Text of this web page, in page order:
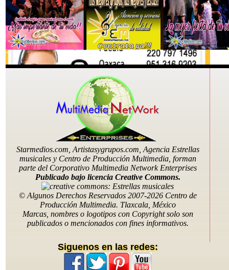
Telefonos: (556)7565537, (222)8424706, (246)1681333,
(551)0153936, (951)633 5190
Email: contratagrupos@hotmail.com
Starmedios.com, Artistasygrupos.com, Agencia Estrellas
musicales y Centro de Producción Multimedia, forman
parte del Corporativo Multimedia Network Enterprises
Publicado bajo licencia Creative Commons.
© Algunos Derechos Reservados 2007-2026 Centro de
Producción Multimedia. Tlaxcala, México
Marcas, nombres o logotipos con Copyright solo son
publicados o mencionados con fines informativos.
Siguenos en las redes: